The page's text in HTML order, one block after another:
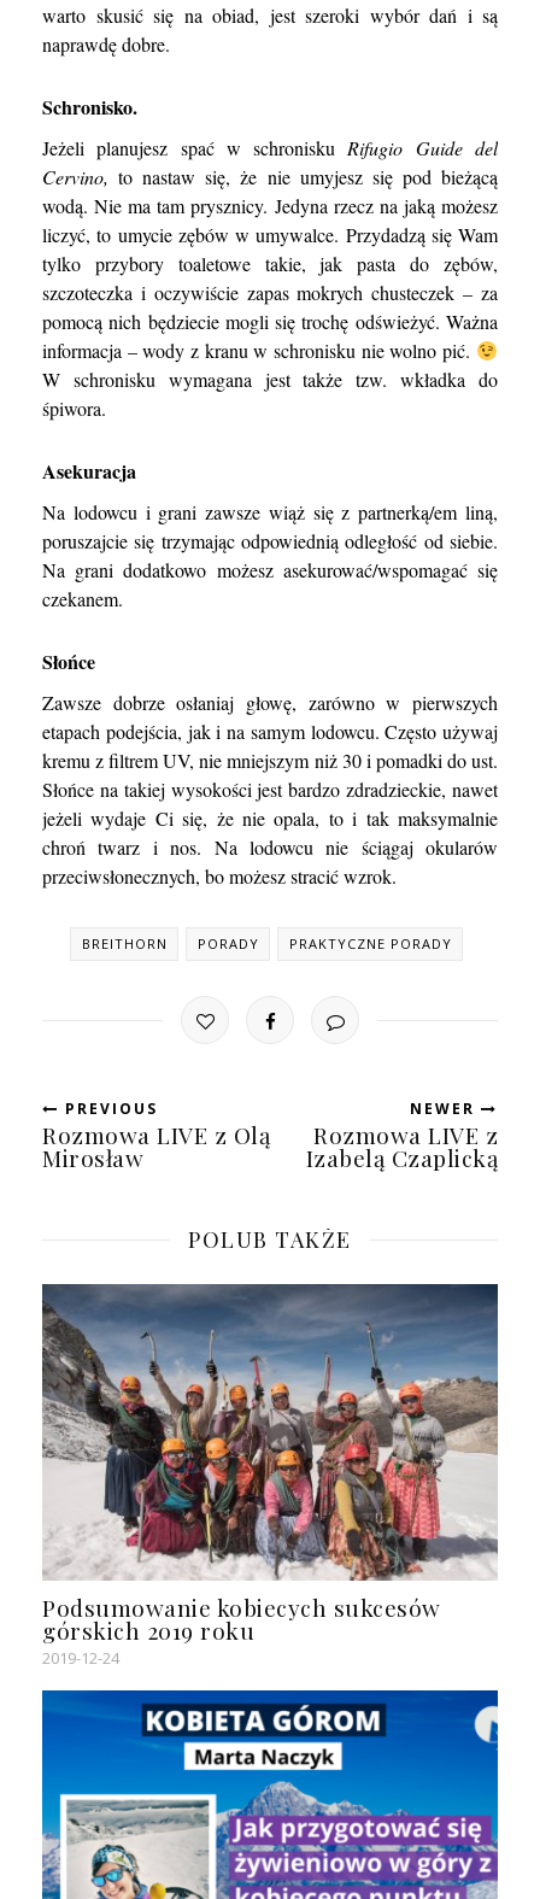
warto skusić się na obiad, jest szeroki wybór dań i są
naprawdę dobre.
Schronisko.
Jeżeli planujesz spać w schronisku Rifugio Guide del
Cervino,to nastaw się, że nie umyjesz się pod bieżącą
wodą. Nie ma tam prysznicy. Jedyna rzecz na jaką możesz
liczyć, to umycie zębów w umywalce. Przydadzą się Wam
tylko przybory toaletowe takie, jak pasta do zębów,
szczoteczka i oczywiście zapas mokrych chusteczek – za
pomocą nich będziecie mogli się trochę odświeżyć. Ważna
informacja – wody z kranu w schronisku nie wolno pić.
W schronisku wymagana jest także tzw. wkładka do
śpiwora.
Asekuracja
Na lodowcu i grani zawsze wiąż się z partnerką/em liną,
poruszajcie się trzymając odpowiednią odległość od siebie.
Na grani dodatkowo możesz asekurować/wspomagać się
czekanem.
Słońce
Zawsze dobrze osłaniaj głowę, zarówno w pierwszych
etapach podejścia, jak i na samym lodowcu. Często używaj
kremu z filtrem UV, nie mniejszym niż 30 i pomadki do ust.
Słońce na takiej wysokości jest bardzo zdradzieckie, nawet
jeżeli wydaje Ci się, że nie opala, to i tak maksymalnie
chroń twarz i nos. Na lodowcu nie ściągaj okularów
przeciwsłonecznych, bo możesz stracić wzrok.
BREITHORN PORADY PRAKTYCZNE PORADY
PREVIOUS
Rozmowa LIVE z Olą
Mirosław
NEWER
Rozmowa LIVE z
Izabelą Czaplicką
POLUB TAKŻE
Podsumowanie kobiecych sukcesów
górskich 2019 roku
2019-12-24